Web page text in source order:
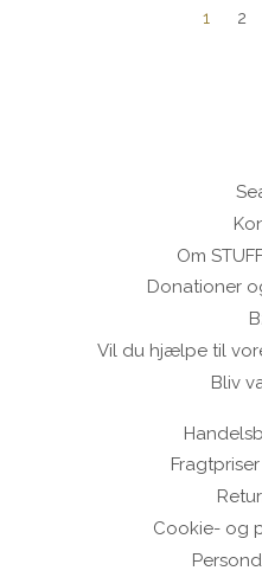
1 2
Om
Donationer
Vil du hjælpe til
Bliv
Cookie- og